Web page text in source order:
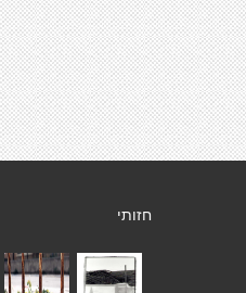
חזותי